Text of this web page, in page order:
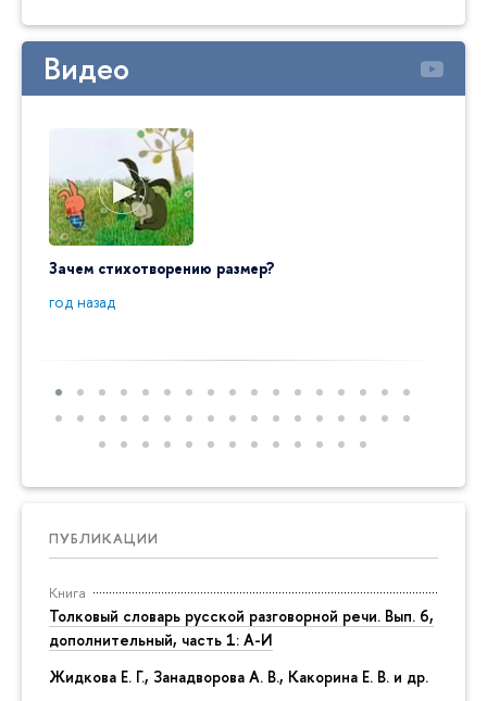
Видео
Зачем стихотворению размер?
год назад
ПУБЛИКАЦИИ
Книга
Толковый словарь русской разговорной речи. Вып. 6,
дополнительный, часть 1: А-И
Жидкова Е. Г., Занадворова А. В., Какорина Е. В. и др.